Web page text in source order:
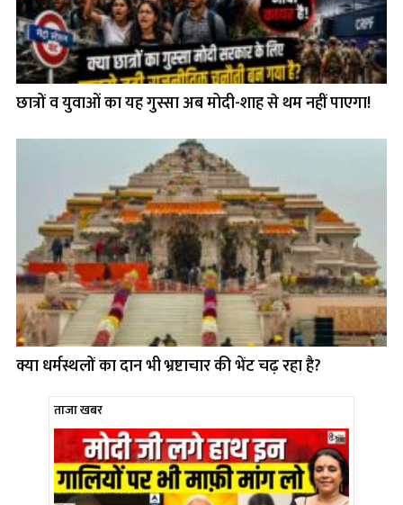
छात्रों व युवाओं का यह गुस्सा अब मोदी-शाह से थम नहीं पाएगा!
क्या धर्मस्थलों का दान भी भ्रष्टाचार की भेंट चढ़ रहा है?
ताजा खबर